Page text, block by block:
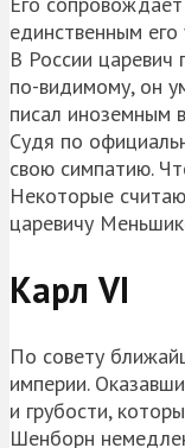
единственным
В России
по-видимому, он
писал иноземным
Судя по
свою симпатию.
Некоторые
царевичу
Карл VI
По совету
империи.
и грубости,
Шенборн